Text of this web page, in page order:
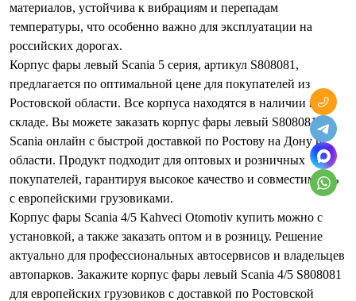
материалов, устойчива к вибрациям и перепадам
температуры, что особенно важно для эксплуатации на
российских дорогах.
Корпус фары левый Scania 5 серия, артикул S808081,
предлагается по оптимальной цене для покупателей из
Ростовской области. Все корпуса находятся в наличии на
складе. Вы можете заказать корпус фары левый S808081
Scania онлайн с быстрой доставкой по Ростову на Дону и
области. Продукт подходит для оптовых и розничных
покупателей, гарантируя высокое качество и совместимость
с европейскими грузовиками.
Корпус фары Scania 4/5 Kahveci Otomotiv купить можно с
установкой, а также заказать оптом и в розницу. Решение
актуально для профессиональных автосервисов и владельцев
автопарков. Закажите корпус фары левый Scania 4/5 S808081
для европейских грузовиков с доставкой по Ростовской